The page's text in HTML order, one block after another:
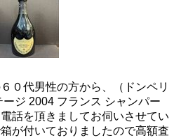
０代男性の方から、（ドンペリ
ージ 2004 フランス シャンパー
話を頂きましてお伺いさせてい
が付いておりましたので高額査